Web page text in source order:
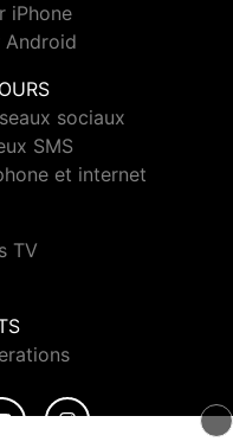
iPhone
Android
sociaux
SMS
et internet
TV